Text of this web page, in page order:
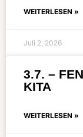
WEITERLESEN »
Juli 2, 2026
3.7. –
KITA
WEITERLESEN »